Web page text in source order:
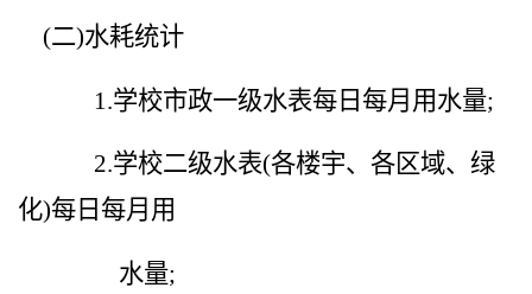
(二)水耗统计
1.学校市政一级水表每日每月用水量;
2.学校二级水表(各楼宇、各区域、绿
化)每日每月用
水量;